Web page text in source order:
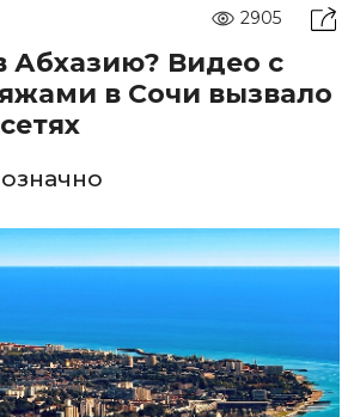
2905
Абхазию? Видео с
в Сочи вызвало